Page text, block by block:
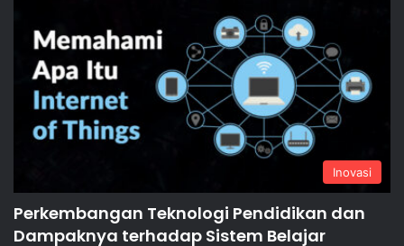
Inovasi
Perkembangan Teknologi Pendidikan dan
Dampaknya terhadap Sistem Belajar